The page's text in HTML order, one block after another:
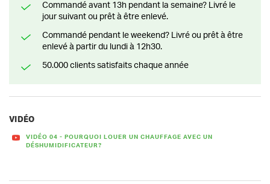
Commandé avant 13h pendant la semaine? Livré le
jour suivant ou prêt à être enlevé.
Commandé pendant le weekend? Livré ou prêt à être
enlevé à partir du lundi à 12h30.
50.000 clients satisfaits chaque année
VIDÉO
VIDÉO 04 - POURQUOI LOUER UN CHAUFFAGE AVEC UN
DÉSHUMIDIFICATEUR?